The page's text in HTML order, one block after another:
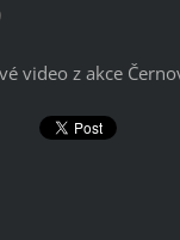
video z akce